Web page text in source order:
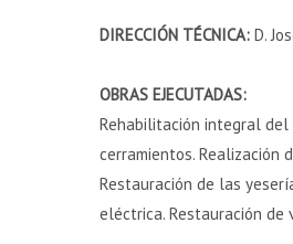
DIRECCIÓN TÉCNICA:D.
OBRAS EJECUTADAS:
Rehabilitación integral del
cerramientos. Realización
Restauración de las
eléctrica. Restauración